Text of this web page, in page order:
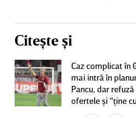
Citește și
Caz complicat în
mai intră în
Pancu, dar
ofertele şi "ţine
contractul cu Rapid